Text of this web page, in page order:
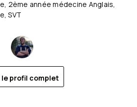
2ème année médecine Anglais,
SVT
le profil complet